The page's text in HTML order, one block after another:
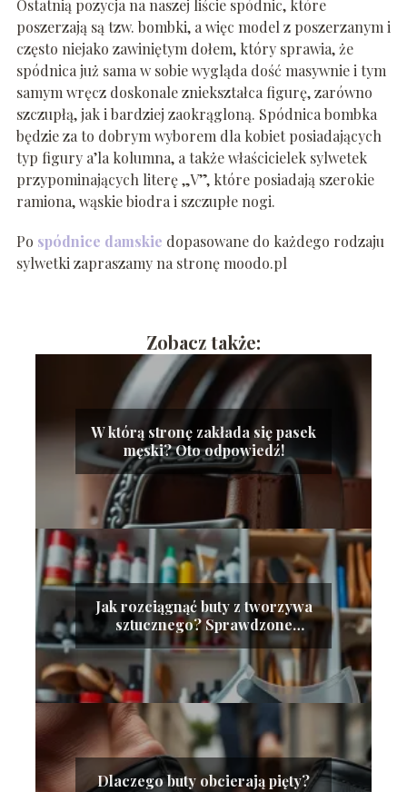
Ostatnią pozycja na naszej liście spódnic, które
poszerzają są tzw. bombki, a więc model z poszerzanym i
często niejako zawiniętym dołem, który sprawia, że
spódnica już sama w sobie wygląda dość masywnie i tym
samym wręcz doskonale zniekształca figurę, zarówno
szczupłą, jak i bardziej zaokrągloną. Spódnica bombka
będzie za to dobrym wyborem dla kobiet posiadających
typ figury a’la kolumna, a także właścicielek sylwetek
przypominających literę „V”, które posiadają szerokie
ramiona, wąskie biodra i szczupłe nogi.
Po spódnice damskie dopasowane do każdego rodzaju
sylwetki zapraszamy na stronę moodo.pl
Zobacz także:
W którą stronę zakłada się pasek
męski? Oto odpowiedź!
Jak rozciągnąć buty z tworzywa
sztucznego? Sprawdzone
metody
Dlaczego buty obcierają pięty?